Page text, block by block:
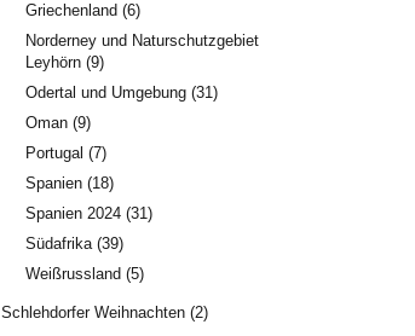
Griechenland (6)
Norderney und Naturschutzgebiet
Leyhörn (9)
Odertal und Umgebung (31)
Oman (9)
Portugal (7)
Spanien (18)
Spanien 2024 (31)
Südafrika(39)
Weißrussland (5)
Schlehdorfer Weihnachten (2)